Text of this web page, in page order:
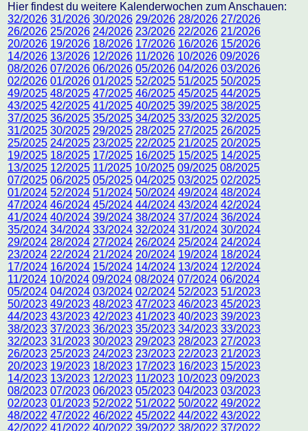
Hier findest du weitere Kalenderwochen zum Anschauen:
32/2026 31/2026 30/2026 29/2026 28/2026 27/2026
26/2026 25/2026 24/2026 23/2026 22/2026 21/2026
20/2026 19/2026 18/2026 17/2026 16/2026 15/2026
14/2026 13/2026 12/2026 11/2026 10/2026 09/2026
08/2026 07/2026 06/2026 05/2026 04/2026 03/2026
02/2026 01/2026 01/2025 52/2025 51/2025 50/2025
49/2025 48/2025 47/2025 46/2025 45/2025 44/2025
43/2025 42/2025 41/2025 40/2025 39/2025 38/2025
37/2025 36/2025 35/2025 34/2025 33/2025 32/2025
31/2025 30/2025 29/2025 28/2025 27/2025 26/2025
25/2025 24/2025 23/2025 22/2025 21/2025 20/2025
19/2025 18/2025 17/2025 16/2025 15/2025 14/2025
13/2025 12/2025 11/2025 10/2025 09/2025 08/2025
07/2025 06/2025 05/2025 04/2025 03/2025 02/2025
01/2024 52/2024 51/2024 50/2024 49/2024 48/2024
47/2024 46/2024 45/2024 44/2024 43/2024 42/2024
41/2024 40/2024 39/2024 38/2024 37/2024 36/2024
35/2024 34/2024 33/2024 32/2024 31/2024 30/2024
29/2024 28/2024 27/2024 26/2024 25/2024 24/2024
23/2024 22/2024 21/2024 20/2024 19/2024 18/2024
17/2024 16/2024 15/2024 14/2024 13/2024 12/2024
11/2024 10/2024 09/2024 08/2024 07/2024 06/2024
05/2024 04/2024 03/2024 02/2024 52/2023 51/2023
50/2023 49/2023 48/2023 47/2023 46/2023 45/2023
44/2023 43/2023 42/2023 41/2023 40/2023 39/2023
38/2023 37/2023 36/2023 35/2023 34/2023 33/2023
32/2023 31/2023 30/2023 29/2023 28/2023 27/2023
26/2023 25/2023 24/2023 23/2023 22/2023 21/2023
20/2023 19/2023 18/2023 17/2023 16/2023 15/2023
14/2023 13/2023 12/2023 11/2023 10/2023 09/2023
08/2023 07/2023 06/2023 05/2023 04/2023 03/2023
02/2023 01/2023 52/2022 51/2022 50/2022 49/2022
48/2022 47/2022 46/2022 45/2022 44/2022 43/2022
42/2022 41/2022 40/2022 39/2022 38/2022 37/2022